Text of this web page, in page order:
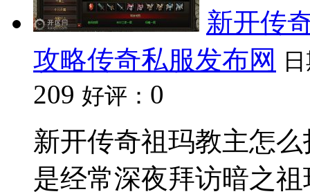
新开传
攻略传奇私服发布网
209 好评： 0
新开传奇祖玛教主怎
是经常深夜拜访暗之